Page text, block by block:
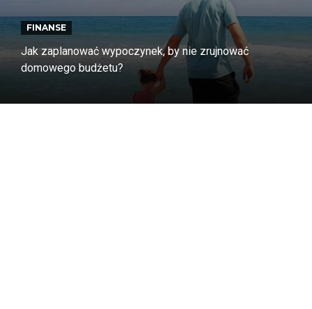
FINANSE
Jak zaplanować wypoczynek, by nie zrujnować
domowego budżetu?